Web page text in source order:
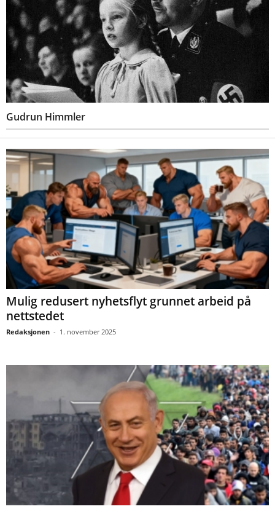
Gudrun Himmler
Mulig redusert nyhetsflyt grunnet arbeid på
nettstedet
Redaksjonen - 1. november 2025